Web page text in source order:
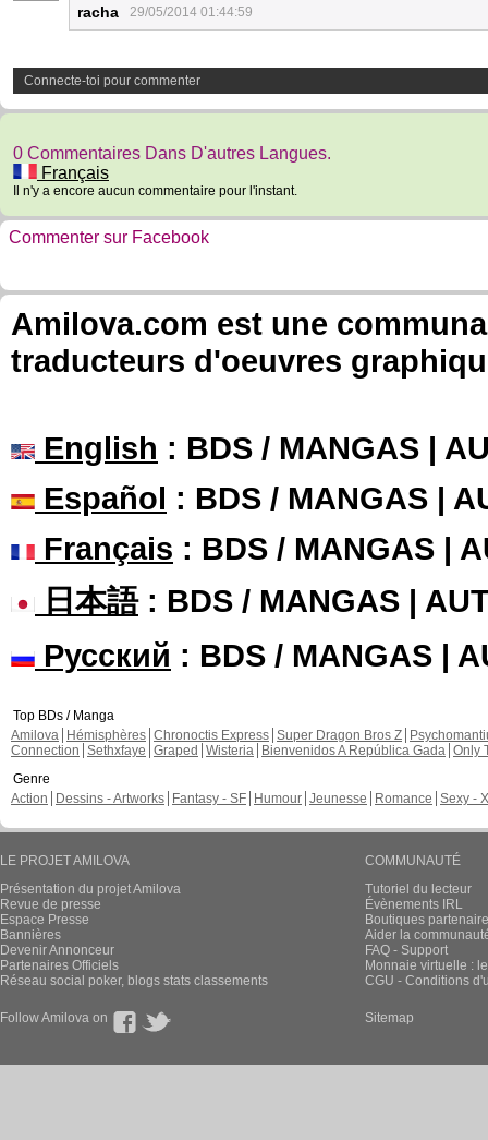
racha 29/05/2014 01:44:59
Connecte-toi pour commenter
0 Commentaires Dans D'autres Langues.
Français
Il n'y a encore aucun commentaire pour l'instant.
Commenter sur Facebook
Amilova.com est une
traducteurs d'oeuvres
English : BDS / MANGAS |
Español : BDS / MANGAS |
Français : BDS / MANGAS |
日本語: BDS / MANGAS |
Русский : BDS / MANGAS |
Top BDs / Manga
Amilova
Hémisphères Chronoctis Express Super Dragon Bros Z
Connection Sethxfaye Graped Wisteria Bienvenidos A República Gada Only
Genre
Action
Dessins - Artworks Fantasy - SF Humour Jeunesse Romance Sexy -
LE PROJET AMILOVA
Présentation du projet Amilova
Revue de presse
Espace Presse
Bannières
Devenir Annonceur
Partenaires Officiels
Réseau social poker, blogs stats classements
COMMUNAUTÉ
Tutoriel du lecteur
Évènements IRL
Boutiques
Aider la
FAQ - Support
Monnaie virtuelle :
CGU - Conditions
Follow Amilova on Sitemap